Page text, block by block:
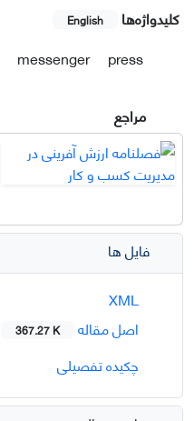
کلیدواژه‌ها English
messenger
press
مراجع
فایل ها
اصل مقاله
367.27 K
چکیده تفصیلی